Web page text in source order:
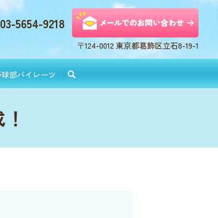
03-5654-9218
〒124-0012 東京都葛飾区立石8-19-1
部パイレーツ